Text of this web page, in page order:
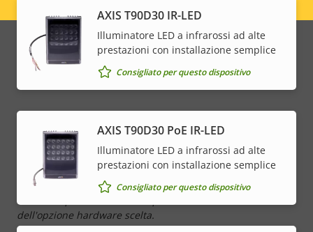
della
proprietà
della
proprietà
Antimanomissione attiva –
Ingressi/uscite allarmi 2
Rete
Descrizione
della
Valore
proprietà
Classe PoE -
* Alcune specifiche tecniche possono variare a seconda
dell'opzione hardware scelta.
AXIS T90D30 IR-LED
Illuminatore LED a infrarossi ad alte
prestazioni con installazione semplice
Consigliato per questo dispositivo
AXIS T90D30 PoE IR-LED
Illuminatore LED a infrarossi ad alte
prestazioni con installazione semplice
Consigliato per questo dispositivo
menu